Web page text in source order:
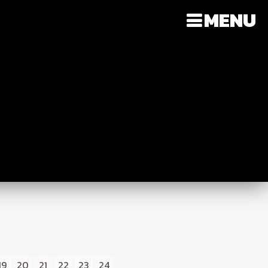
MENU
20 21 22 23 24